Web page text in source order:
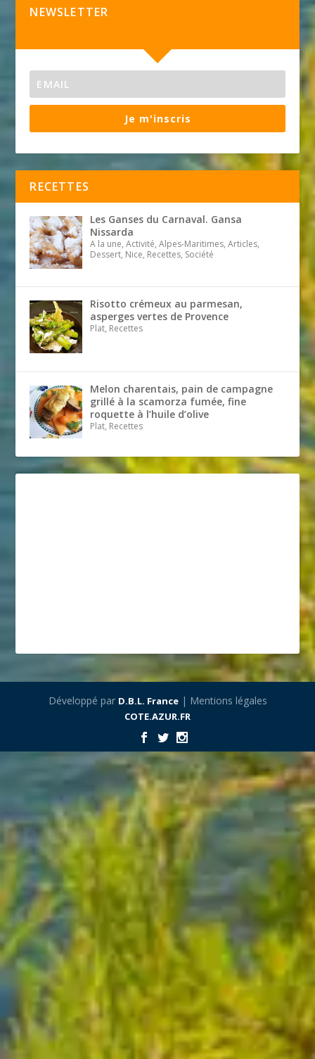
NEWSLETTER
Je m'inscris
RECETTES
Les Ganses du Carnaval. Gansa
Nissarda
A la une, Activité, Alpes-Maritimes, Articles,
Dessert, Nice, Recettes, Société
Risotto crémeux au parmesan,
asperges vertes de Provence
Plat, Recettes
Melon charentais, pain de campagne
grillé à la scamorza fumée, fine
roquette à l’huile d’olive
Plat, Recettes
Développé par D.B.L. France| Mentions légales
COTE.AZUR.FR